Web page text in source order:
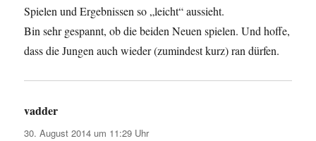
Spielen und Ergebnissen so „leicht“ aussieht.
Bin sehr gespannt, ob die beiden Neuen spielen. Und hoffe,
dass die Jungen auch wieder (zumindest kurz) ran dürfen.
vadder
30. August 2014 um 11:29 Uhr